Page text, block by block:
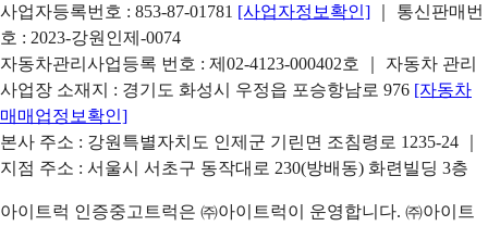
사업자등록번호 : 853-87-01781 [사업자정보확인]
｜ 통신판매번
호 : 2023-강원인제-0074
자동차관리사업등록 번호 : 제02-4123-000402호 ｜ 자동차 관리
사업장 소재지 : 경기도 화성시 우정읍 포승항남로 976 [자동차
매매업정보확인]
본사 주소 : 강원특별자치도 인제군 기린면 조침령로 1235-24 ｜
지점 주소 : 서울시 서초구 동작대로 230(방배동) 화련빌딩 3층
아이트럭 인증중고트럭은 ㈜아이트럭이 운영합니다. ㈜아이트